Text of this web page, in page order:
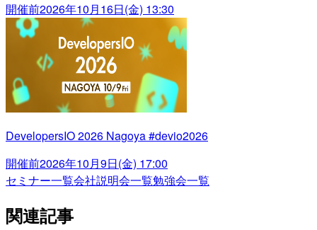
開催前2026年10月16日(金) 13:30
DevelopersIO 2026 Nagoya #devio2026
開催前2026年10月9日(金) 17:00
セミナー一覧会社説明会一覧勉強会一覧
関連記事